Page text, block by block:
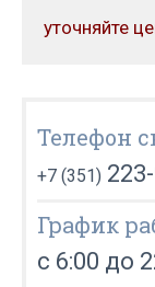
уточняйте
Телефон
+7 (351)
График
с 6:00 до